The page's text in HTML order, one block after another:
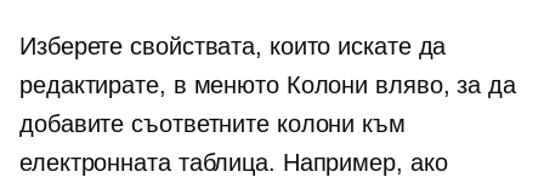
Изберете свойствата, които искате да
редактирате, в менюто Колони вляво, за да
добавите съответните колони към
електронната таблица. Например, ако